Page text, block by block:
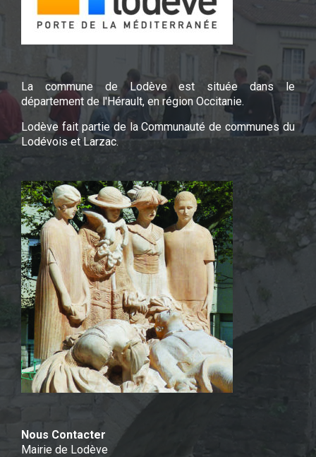
La commune de Lodève est située dans le
département de l'Hérault, en région Occitanie.
Lodève fait partie de la Communauté de communes du
Lodévois et Larzac.
Nous Contacter
Mairie de Lodève